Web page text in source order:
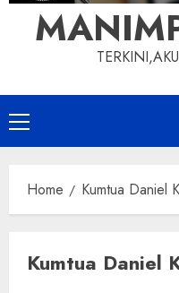
Primary
Menu
Home Kumtua Daniel
Kumtua Daniel